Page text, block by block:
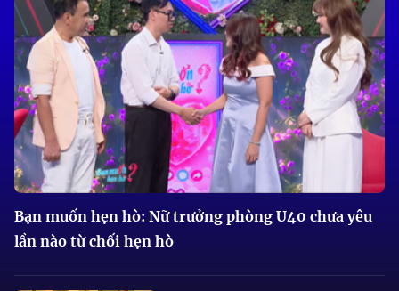
Bạn muốn hẹn hò: Nữ trưởng phòng U40 chưa yêu
lần nào từ chối hẹn hò